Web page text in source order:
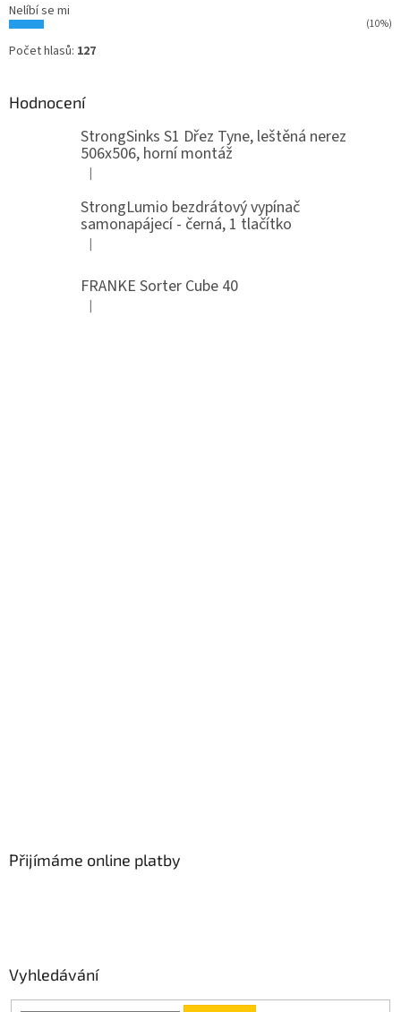
Nelíbí se mi
(10%)
Počet hlasů: 127
Hodnocení
StrongSinks S1 Dřez Tyne, leštěná nerez
506x506, horní montáž
Hodnocení produktu je 5 z 5 hvězdiček.
|
StrongLumio bezdrátový vypínač
samonapájecí - černá, 1 tlačítko
Hodnocení produktu je 4 z 5 hvězdiček.
|
FRANKE Sorter Cube 40
Hodnocení produktu je 3 z 5 hvězdiček.
|
Přijímáme online platby
Vyhledávání